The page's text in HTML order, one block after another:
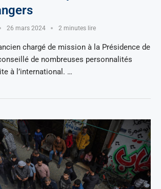
26 mars 2024 2 minutes lire
chargé de mission à la Présidence de
de nombreuses personnalités
à l’international. …